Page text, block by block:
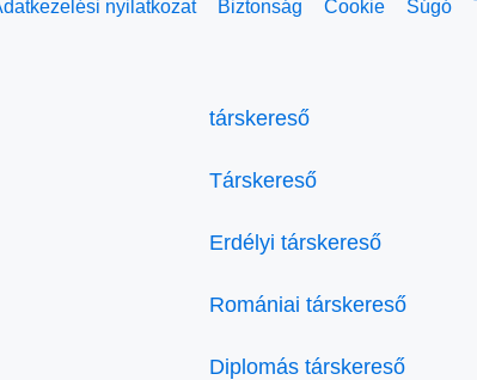
nyilatkozat Biztonság Cookie Súgó
társkereső
Társkereső
Erdélyi társkereső
Romániai társkereső
Diplomás társkereső